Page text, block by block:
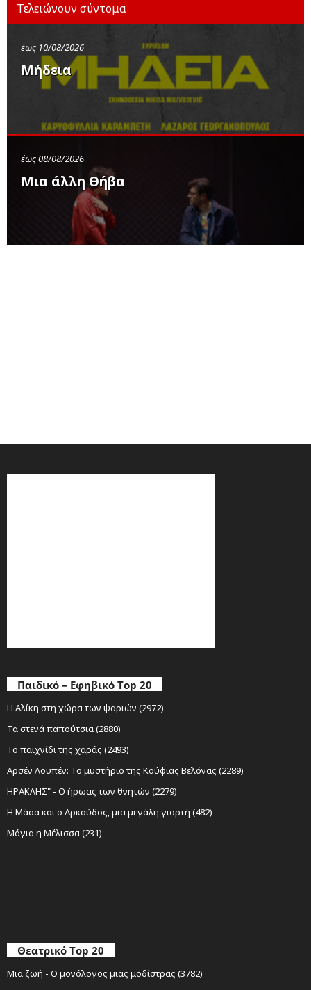
Τελειώνουν σύντομα
έως 10/08/2026
Μήδεια
έως 08/08/2026
Μια άλλη Θήβα
Παιδικό – Εφηβικό Top 20
Η Αλίκη στη χώρα των ψαριών (2972)
Τα στενά παπούτσια (2880)
Το παιχνίδι της χαράς (2493)
Αρσέν Λουπέν: Το μυστήριο της Κούφιας Βελόνας (2289)
ΗΡΑΚΛΗΣ" - Ο ήρωας των θνητών (2279)
Η Μάσα και ο Αρκούδος, μια μεγάλη γιορτή (482)
Μάγια η Μέλισσα (231)
Θεατρικό Top 20
Μια ζωή - Ο μονόλογος μιας μοδίστρας (3782)